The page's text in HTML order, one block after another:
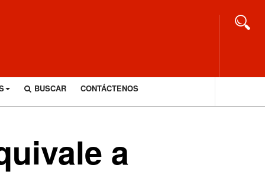
BUSCAR CONTÁCTENOS
a